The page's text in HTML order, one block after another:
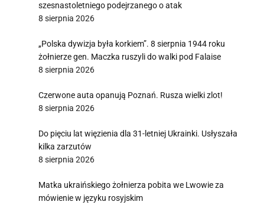
szesnastoletniego podejrzanego o atak
8 sierpnia 2026
„Polska dywizja była korkiem”. 8 sierpnia 1944 roku
żołnierze gen. Maczka ruszyli do walki pod Falaise
8 sierpnia 2026
Czerwone auta opanują Poznań. Rusza wielki zlot!
8 sierpnia 2026
Do pięciu lat więzienia dla 31-letniej Ukrainki. Usłyszała
kilka zarzutów
8 sierpnia 2026
Matka ukraińskiego żołnierza pobita we Lwowie za
mówienie w języku rosyjskim